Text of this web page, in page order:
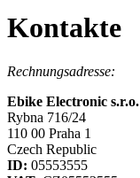
Kontakte
Rechnungsadresse:
Ebike Electronic s.r.o.
Rybna 716/24
110 00 Praha 1
Czech Republic
ID: 05553555